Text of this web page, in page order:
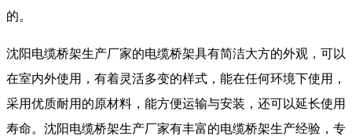
的。
沈阳电缆桥架生产厂家的电缆桥架具有简洁大方的外观，可以
在室内外使用，有着灵活多变的样式，能在任何环境下使用，
采用优质耐用的原材料，能方便运输与安装，还可以延长使用
寿命。沈阳电缆桥架生产厂家有丰富的电缆桥架生产经验，专